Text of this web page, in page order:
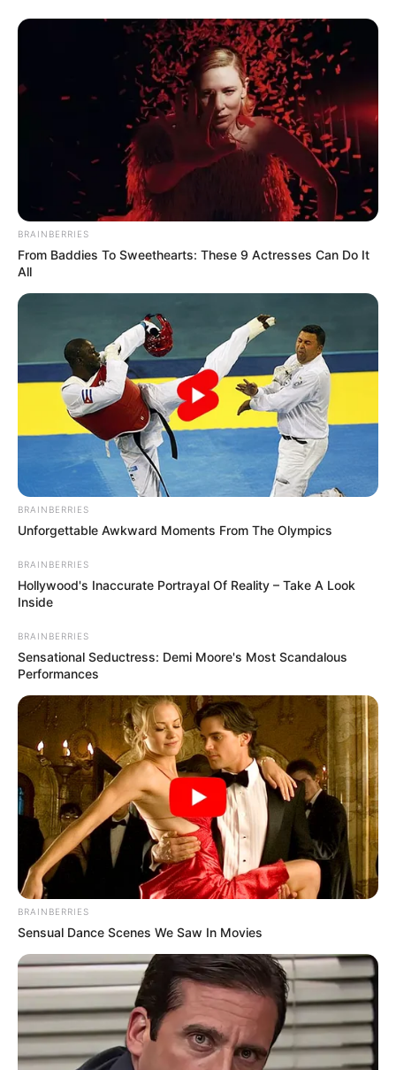
dabei Fehler vermeiden will, der findet hierTipps für
effektive Kapitalanlagen.
Früher zog man in den Krieg, damit in den
Geschichtsbüchern was steht. Heute gibt's nur noch
Bürokratie, Steuern und Sonderversagen.
weitere Kalauer
Quermania folgen:
Smartphone Startseite
Suchen:
Auf einigen Seiten dieses Projektes sind Affiliate-
Angebote integriert. Wenn etwas darüber gebucht oder
gekauft wird, ist das eine Unterstützung, ohne dass sich
BRAINBERRIES
From Baddies To Sweethearts: These 9 Actresses Can Do It
All
BRAINBERRIES
Unforgettable Awkward Moments From The Olympics
BRAINBERRIES
Hollywood's Inaccurate Portrayal Of Reality – Take A Look
Inside
BRAINBERRIES
Sensational Seductress: Demi Moore's Most Scandalous
Performances
BRAINBERRIES
Sensual Dance Scenes We Saw In Movies